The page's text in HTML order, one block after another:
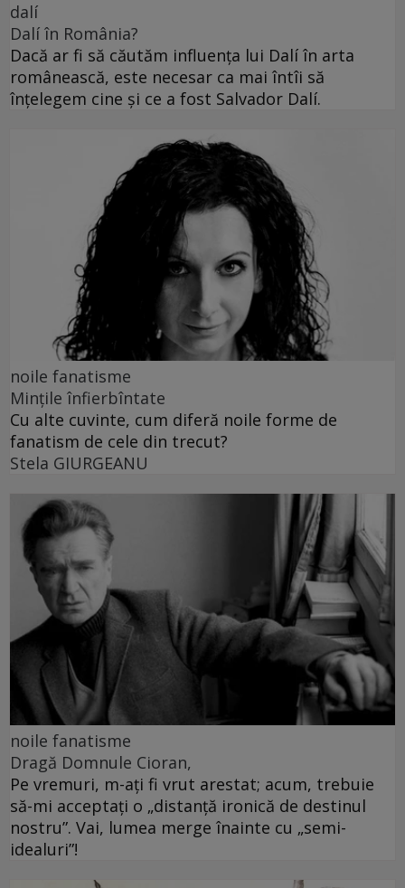
dalí
Dalí în România?
Dacă ar fi să căutăm influența lui Dalí în arta
românească, este necesar ca mai întîi să
înțelegem cine și ce a fost Salvador Dalí.
noile fanatisme
Mințile înfierbîntate
Cu alte cuvinte, cum diferă noile forme de
fanatism de cele din trecut?
Stela GIURGEANU
noile fanatisme
Dragă Domnule Cioran,
Pe vremuri, m-ați fi vrut arestat; acum, trebuie
să-mi acceptați o „distanță ironică de destinul
nostru”. Vai, lumea merge înainte cu „semi-
idealuri”!